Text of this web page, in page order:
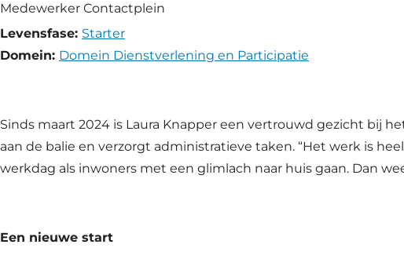
Medewerker Contactplein
Levensfase: Starter
Domein: Domein Dienstverlening en Participatie
Sinds maart 2024 is Laura Knapper een vertrouwd gezicht bij
aan de balie en verzorgt administratieve taken. “Het werk is
werkdag als inwoners met een glimlach naar huis gaan. Dan
Een nieuwe start